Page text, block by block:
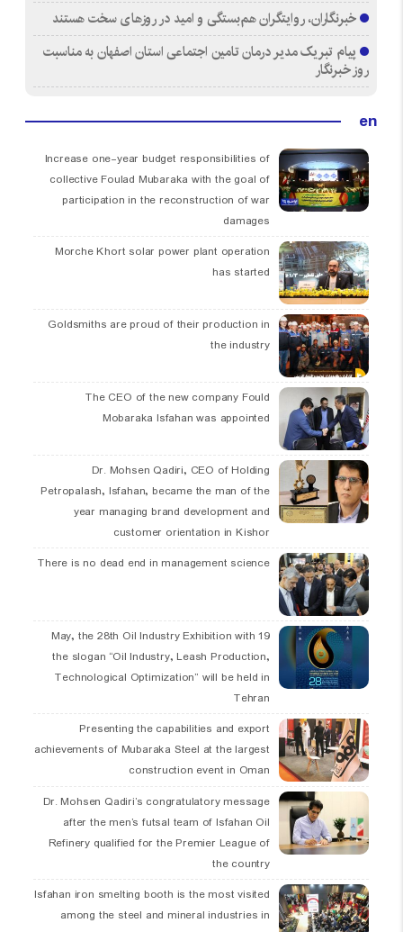
خبرنگاران، روایتگران هم‌بستگی و امید در روزهای سخت هستند
پیام تبریک مدیر درمان تامین اجتماعی استان اصفهان به مناسبت
روز خبرنگار
en
Increase one-year budget responsibilities of
collective Foulad Mubaraka with the goal of
participation in the reconstruction of war
damages
Morche Khort solar power plant operation
has started
Goldsmiths are proud of their production in
the industry
The CEO of the new company Fould
Mobaraka Isfahan was appointed
Dr. Mohsen Qadiri, CEO of Holding
Petropalash, Isfahan, became the man of the
year managing brand development and
customer orientation in Kishor
There is no dead end in management science
19 May, the 28th Oil Industry Exhibition with
the slogan “Oil Industry, Leash Production,
Technological Optimization” will be held in
Tehran
Presenting the capabilities and export
achievements of Mubaraka Steel at the largest
construction event in Oman
Dr. Mohsen Qadiri’s congratulatory message
after the men’s futsal team of Isfahan Oil
Refinery qualified for the Premier League of
the country
Isfahan iron smelting booth is the most visited
among the steel and mineral industries in